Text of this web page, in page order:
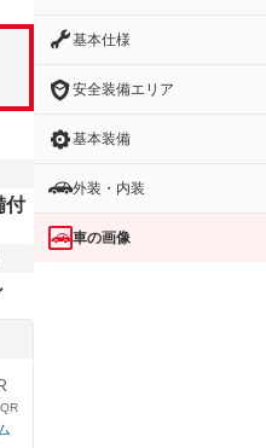
付
基本仕様
安全装備エリア
基本装備
外装・内装
車の画像